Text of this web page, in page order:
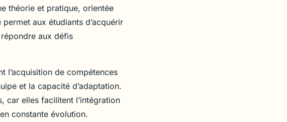
théorie et pratique, orientée
aux étudiants d’acquérir
aux défis
l’acquisition de compétences
et la capacité d’adaptation.
car elles facilitent l’intégration
constante évolution.